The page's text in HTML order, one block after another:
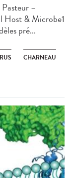
–
Host & Microbe1
pré...
CHARNEAU